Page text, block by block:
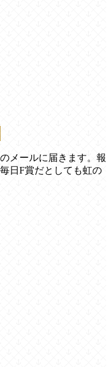
メールに届きます。報
日F賞だとしても虹の